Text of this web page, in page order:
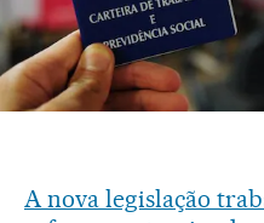
A nova legislação